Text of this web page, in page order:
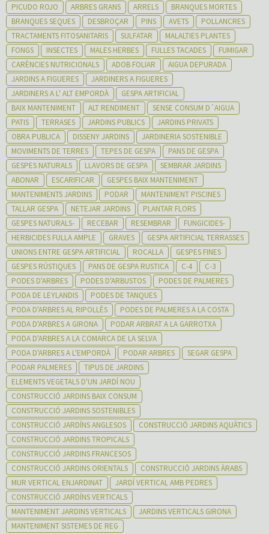
PICUDO ROJO ARBRES GRANS ARRELS
BRANQUES MORTES
BRANQUES SEQUES
DESBROÇAR PINS AVETS
POLLANCRES
TRACTAMENTS FITOSANITARIS
SULFATAR
MALALTIES PLANTES
FONGS
INSECTES MALES HERBES FULLES TACADES
FUMIGAR
CARÈNCIES NUTRICIONALS
ADOB FOLIAR
AIGUA DEPURADA
JARDINS A FIGUERES
JARDINERS A FIGUERES
JARDINERS A L' ALT EMPORDÀ
GESPA ARTIFICIAL
BAIX MANTENIMENT
ALT RENDIMENT
SENSE CONSUM D´AIGUA
PATIS
TERRASES JARDINS PUBLICS
JARDINS PRIVATS
OBRA PUBLICA
DISSENY JARDINS
JARDINERIA SOSTENIBLE
MOVIMENTS DE TERRES
TEPES DE GESPA
PANS DE GESPA
GESPES NATURALS
LLAVORS DE GESPA
SEMBRAR JARDINS
ABONAR
ESCARIFICAR
GESPES BAIX MANTENIMENT
MANTENIMENTS JARDINS
PODAR
MANTENIMENT PISCINES
TALLAR GESPA
NETEJAR JARDINS
PLANTAR FLORS
GESPES NATURALS-
RECEBAR RESEMBRAR
FUNGICIDES-
HERBICIDES FULLA AMPLE
GRAVES
GESPA ARTIFICIAL TERRASSES
UNIONS ENTRE GESPA ARTIFICIAL
ROCALLA
GESPES FINES
GESPES RÚSTIQUES
PANS DE GESPA RUSTICA C-4
C-3
PODES D'ARBRES
PODES D'ARBUSTOS
PODES DE PALMERES
PODA DE LEYLANDIS
PODES DE TANQUES
PODA D'ARBRES AL RIPOLLÈS
PODES DE PALMERES A LA COSTA
PODA D'ARBRES A GIRONA
PODAR ARBRAT A LA GARROTXA
PODA D'ARBRES A LA COMARCA DE LA SELVA
PODA D'ARBRES A L'EMPORDÀ
PODAR ARBRES
SEGAR GESPA
PODAR PALMERES
TIPUS DE JARDINS
ELEMENTS VEGETALS D'UN JARDÍ NOU
CONSTRUCCIÓ JARDINS BAIX CONSUM
CONSTRUCCIÓ JARDINS SOSTENIBLES
CONSTRUCCIÓ JARDÍNS ANGLESOS
CONSTRUCCIÓ JARDINS AQUÀTICS
CONSTRUCCIÓ JARDINS TROPICALS
CONSTRUCCIÓ JARDINS FRANCESOS
CONSTRUCCIÓ JARDINS ORIENTALS
CONSTRUCCIÓ JARDINS ÀRABS
MUR VERTICAL ENJARDINAT
JARDÍ VERTICAL AMB PEDRES
CONSTRUCCIÓ JARDÍNS VERTICALS
MANTENIMENT JARDINS VERTICALS
JARDINS VERTICALS GIRONA
MANTENIMENT SISTEMES DE REG